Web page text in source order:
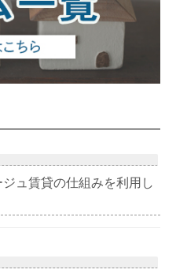
ュ賃貸の仕組みを利用し